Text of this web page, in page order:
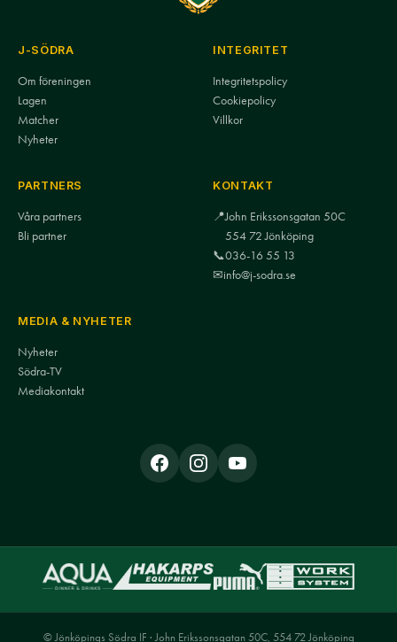
J-SÖDRA
Om föreningen
Lagen
Matcher
Nyheter
INTEGRITET
Integritetspolicy
Cookiepolicy
Villkor
PARTNERS
Våra partners
Bli partner
KONTAKT
📍John Erikssonsgatan 50C
554 72 Jönköping
📞036-16 55 13
✉info@j-sodra.se
MEDIA & NYHETER
Nyheter
Södra-TV
Mediakontakt
© Jönköpings Södra IF · John Erikssonsgatan 50C, 554 72 Jönköping